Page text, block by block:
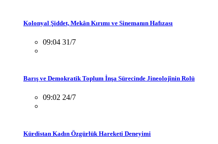
Kolonyal Şiddet, Mekân Kırımı ve Sinemanın Hafızası
09:04 31/7
Barış ve Demokratik Toplum İnşa Sürecinde Jineolojînin Rolü
09:02 24/7
Kürdistan Kadın Özgürlük Hareketi Deneyimi